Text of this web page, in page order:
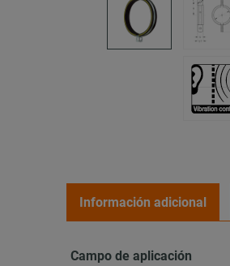
Información adicional
Campo de aplicación